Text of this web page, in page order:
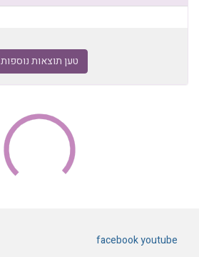
טען תוצאות נוספות
facebookyoutube